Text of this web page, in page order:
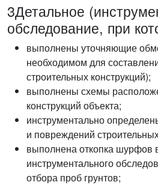
3Детальное
обследование, при
выполнены уточняющие
необходимом для
строительных конструкций);
выполнены схемы
конструкций объекта;
инструментально
и повреждений
выполнена откопка шурфов
инструментального
отбора проб грунтов;